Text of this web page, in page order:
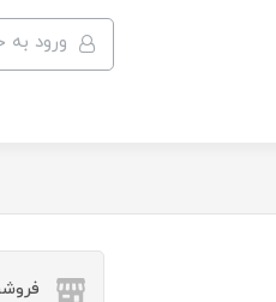
ورود